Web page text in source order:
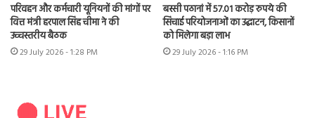
परिवहन और कर्मचारी यूनियनों की मांगों पर
वित्त मंत्री हरपाल सिंह चीमा ने की
उच्चस्तरीय बैठक
29 July 2026 - 1:28 PM
बस्सी पठानां में 57.01 करोड़ रुपये की
सिंचाई परियोजनाओं का उद्घाटन, किसानों
को मिलेगा बड़ा लाभ
29 July 2026 - 1:16 PM